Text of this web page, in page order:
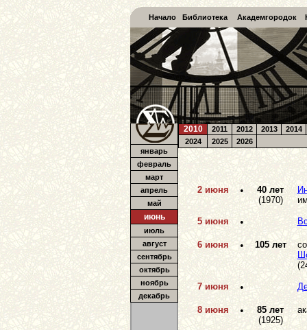
Начало Библиотека Академгородок
январь
февраль
март
апрель
май
июнь
июль
август
сентябрь
октябрь
ноябрь
декабрь
2010 2011 2012 2013
2014
2024
2025 2026
2 июня •
40 лет
(1970)
5 июня •
6 июня • 105 лет
7 июня •
8 июня •
85 лет
(1925)